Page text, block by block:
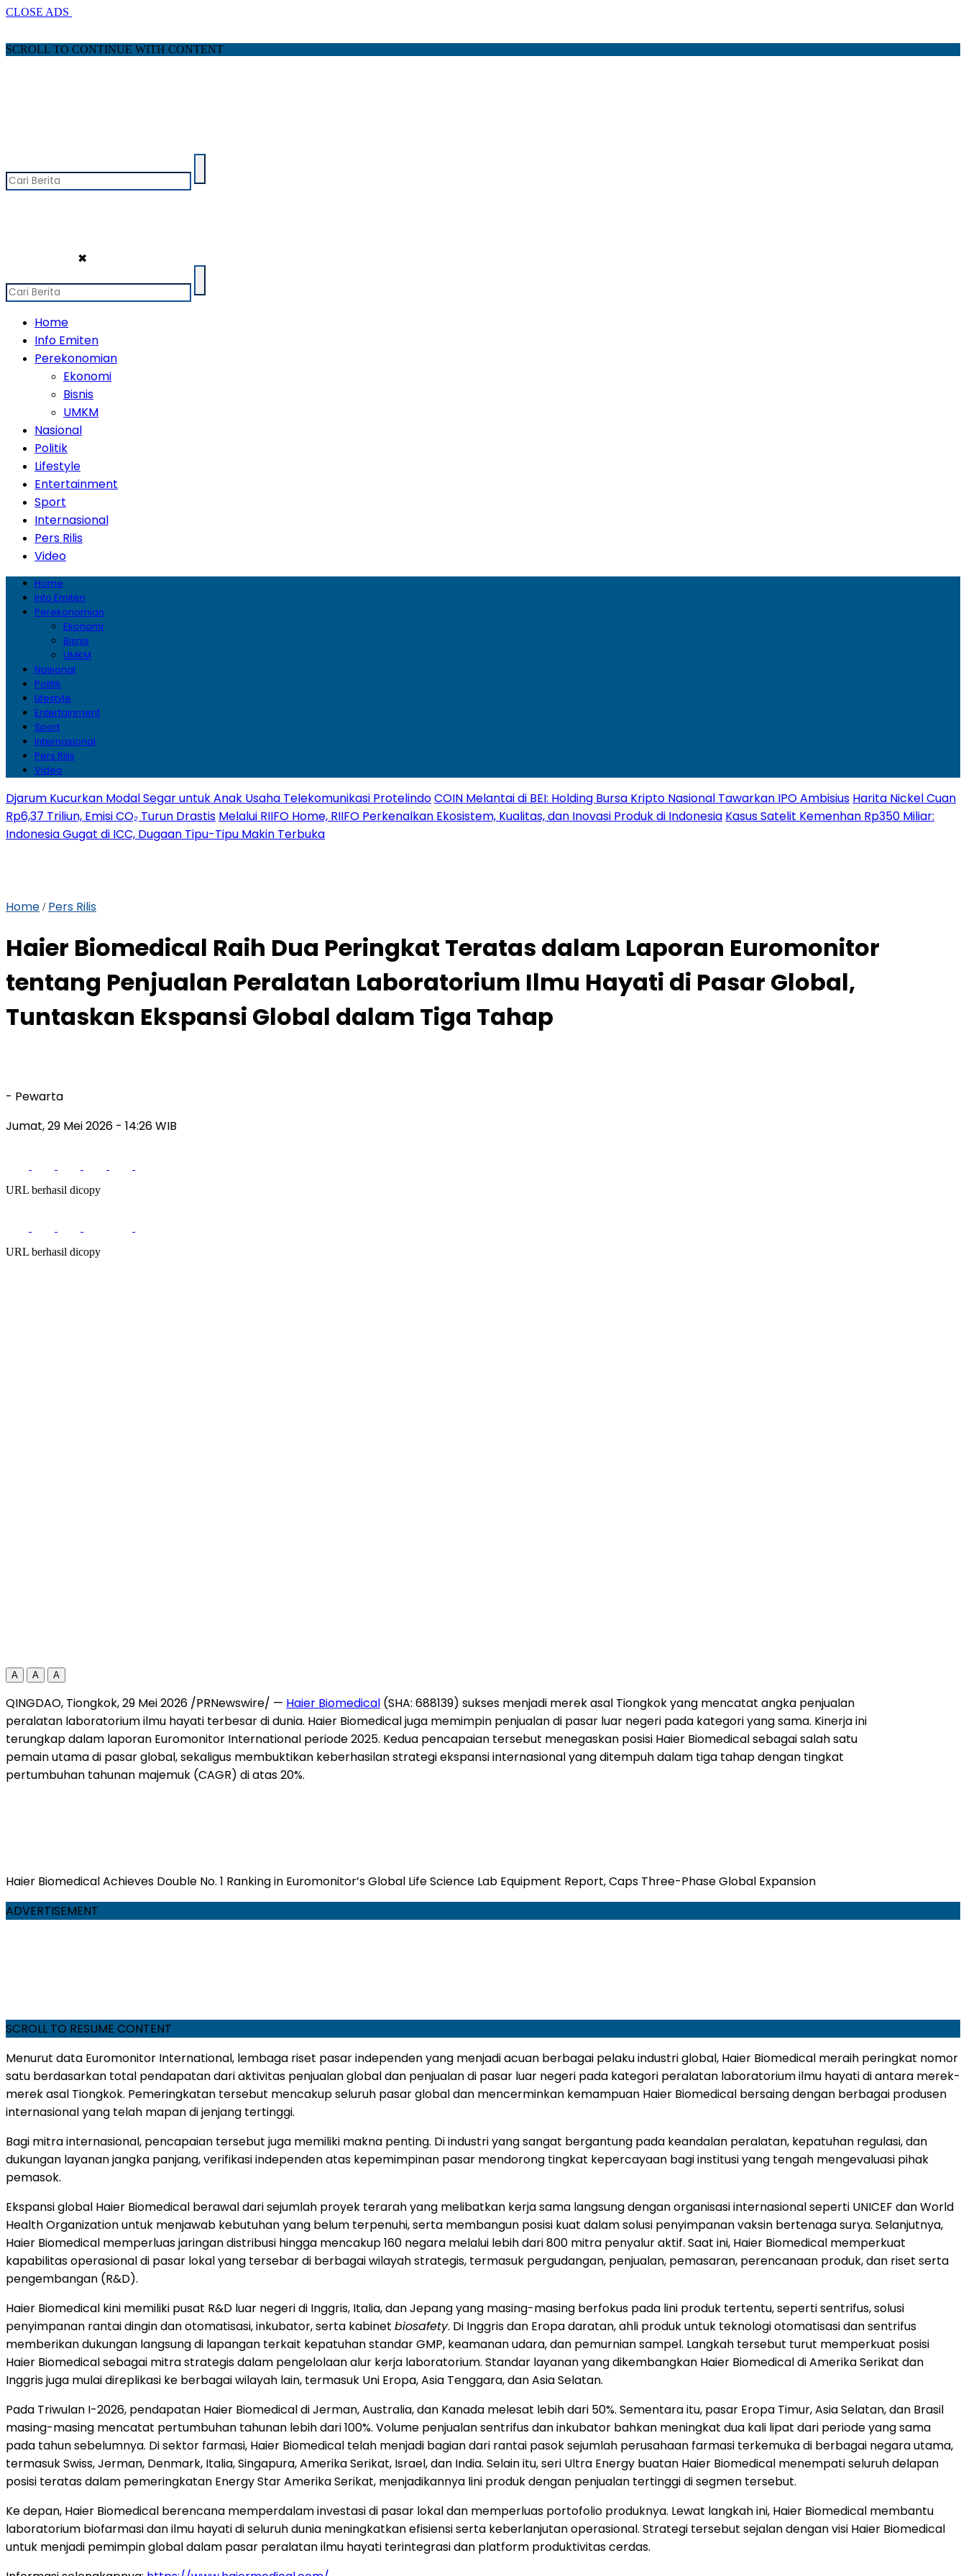
CLOSE ADS
SCROLL TO CONTINUE WITH CONTENT
✖
Home
Info Emiten
Perekonomian
Ekonomi
Bisnis
UMKM
Nasional
Politik
Lifestyle
Entertainment
Sport
Internasional
Pers Rilis
Video
Home
Info Emiten
Perekonomian
Ekonomi
Bisnis
UMKM
Nasional
Politik
Lifestyle
Entertainment
Sport
Internasional
Pers Rilis
Video
Djarum Kucurkan Modal Segar untuk Anak Usaha Telekomunikasi ProtelindoCOIN Melantai di BEI: Holding Bursa Kripto Nasional Tawarkan IPO Ambisius Harita Nickel Cuan
Rp6,37 Triliun, Emisi CO₂ Turun Drastis Melalui RIIFO Home, RIIFO Perkenalkan Ekosistem, Kualitas, dan Inovasi Produk di Indonesia Kasus Satelit Kemenhan Rp350 Miliar:
Indonesia Gugat di ICC, Dugaan Tipu-Tipu Makin Terbuka
Home / Pers Rilis
Haier Biomedical Raih Dua Peringkat Teratas dalam Laporan Euromonitor
tentang Penjualan Peralatan Laboratorium Ilmu Hayati di Pasar Global,
Tuntaskan Ekspansi Global dalam Tiga Tahap
- Pewarta
Jumat, 29 Mei 2026 - 14:26 WIB
URL berhasil dicopy
URL berhasil dicopy
A A A
QINGDAO, Tiongkok, 29 Mei 2026 /PRNewswire/ — Haier Biomedical (SHA: 688139) sukses menjadi merek asal Tiongkok yang mencatat angka penjualan
peralatan laboratorium ilmu hayati terbesar di dunia. Haier Biomedical juga memimpin penjualan di pasar luar negeri pada kategori yang sama. Kinerja ini
terungkap dalam laporan Euromonitor International periode 2025. Kedua pencapaian tersebut menegaskan posisi Haier Biomedical sebagai salah satu
pemain utama di pasar global, sekaligus membuktikan keberhasilan strategi ekspansi internasional yang ditempuh dalam tiga tahap dengan tingkat
pertumbuhan tahunan majemuk (CAGR) di atas 20%.
Haier Biomedical Achieves Double No. 1 Ranking in Euromonitor’s Global Life Science Lab Equipment Report, Caps Three-Phase Global Expansion
ADVERTISEMENT
SCROLL TO RESUME CONTENT
Menurut data Euromonitor International, lembaga riset pasar independen yang menjadi acuan berbagai pelaku industri global, Haier Biomedical meraih peringkat nomor
satu berdasarkan total pendapatan dari aktivitas penjualan global dan penjualan di pasar luar negeri pada kategori peralatan laboratorium ilmu hayati di antara merek-
merek asal Tiongkok. Pemeringkatan tersebut mencakup seluruh pasar global dan mencerminkan kemampuan Haier Biomedical bersaing dengan berbagai produsen
internasional yang telah mapan di jenjang tertinggi.
Bagi mitra internasional, pencapaian tersebut juga memiliki makna penting. Di industri yang sangat bergantung pada keandalan peralatan, kepatuhan regulasi, dan
dukungan layanan jangka panjang, verifikasi independen atas kepemimpinan pasar mendorong tingkat kepercayaan bagi institusi yang tengah mengevaluasi pihak
pemasok.
Ekspansi global Haier Biomedical berawal dari sejumlah proyek terarah yang melibatkan kerja sama langsung dengan organisasi internasional seperti UNICEF dan World
Health Organization untuk menjawab kebutuhan yang belum terpenuhi, serta membangun posisi kuat dalam solusi penyimpanan vaksin bertenaga surya. Selanjutnya,
Haier Biomedical memperluas jaringan distribusi hingga mencakup 160 negara melalui lebih dari 800 mitra penyalur aktif. Saat ini, Haier Biomedical memperkuat
kapabilitas operasional di pasar lokal yang tersebar di berbagai wilayah strategis, termasuk pergudangan, penjualan, pemasaran, perencanaan produk, dan riset serta
pengembangan (R&D).
Haier Biomedical kini memiliki pusat R&D luar negeri di Inggris, Italia, dan Jepang yang masing-masing berfokus pada lini produk tertentu, seperti sentrifus, solusi
penyimpanan rantai dingin dan otomatisasi, inkubator, serta kabinet biosafety. Di Inggris dan Eropa daratan, ahli produk untuk teknologi otomatisasi dan sentrifus
memberikan dukungan langsung di lapangan terkait kepatuhan standar GMP, keamanan udara, dan pemurnian sampel. Langkah tersebut turut memperkuat posisi
Haier Biomedical sebagai mitra strategis dalam pengelolaan alur kerja laboratorium. Standar layanan yang dikembangkan Haier Biomedical di Amerika Serikat dan
Inggris juga mulai direplikasi ke berbagai wilayah lain, termasuk Uni Eropa, Asia Tenggara, dan Asia Selatan.
Pada Triwulan I-2026, pendapatan Haier Biomedical di Jerman, Australia, dan Kanada melesat lebih dari 50%. Sementara itu, pasar Eropa Timur, Asia Selatan, dan Brasil
masing-masing mencatat pertumbuhan tahunan lebih dari 100%. Volume penjualan sentrifus dan inkubator bahkan meningkat dua kali lipat dari periode yang sama
pada tahun sebelumnya. Di sektor farmasi, Haier Biomedical telah menjadi bagian dari rantai pasok sejumlah perusahaan farmasi terkemuka di berbagai negara utama,
termasuk Swiss, Jerman, Denmark, Italia, Singapura, Amerika Serikat, Israel, dan India. Selain itu, seri Ultra Energy buatan Haier Biomedical menempati seluruh delapan
posisi teratas dalam pemeringkatan Energy Star Amerika Serikat, menjadikannya lini produk dengan penjualan tertinggi di segmen tersebut.
Ke depan, Haier Biomedical berencana memperdalam investasi di pasar lokal dan memperluas portofolio produknya. Lewat langkah ini, Haier Biomedical membantu
laboratorium biofarmasi dan ilmu hayati di seluruh dunia meningkatkan efisiensi serta keberlanjutan operasional. Strategi tersebut sejalan dengan visi Haier Biomedical
untuk menjadi pemimpin global dalam pasar peralatan ilmu hayati terintegrasi dan platform produktivitas cerdas.